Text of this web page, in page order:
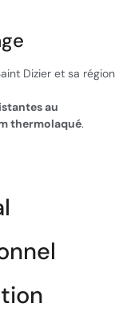
Dizier et sa région
au
thermolaqué.